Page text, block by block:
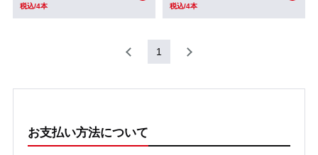
税込/4本 税込/4本
1
お支払い方法について